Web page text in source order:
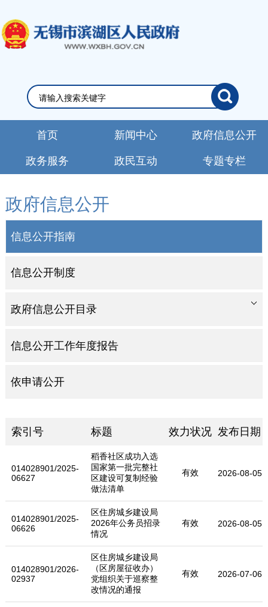
首页 新闻中心 政府信息公开
政务服务 政民互动 专题专栏
政府信息公开
信息公开指南
信息公开制度
政府信息公开目录
信息公开工作年度报告
依申请公开
索引号 标题 效力状况 发布日期
014028901/2025-
06627
稻香社区成功入选
国家第一批完整社
区建设可复制经验
做法清单
有效 2026-08-05
014028901/2025-
06626
区住房城乡建设局
2026年公务员招录
情况
有效 2026-08-05
014028901/2026-
02937
区住房城乡建设局
（区房屋征收办）
党组织关于巡察整
改情况的通报
有效 2026-07-06